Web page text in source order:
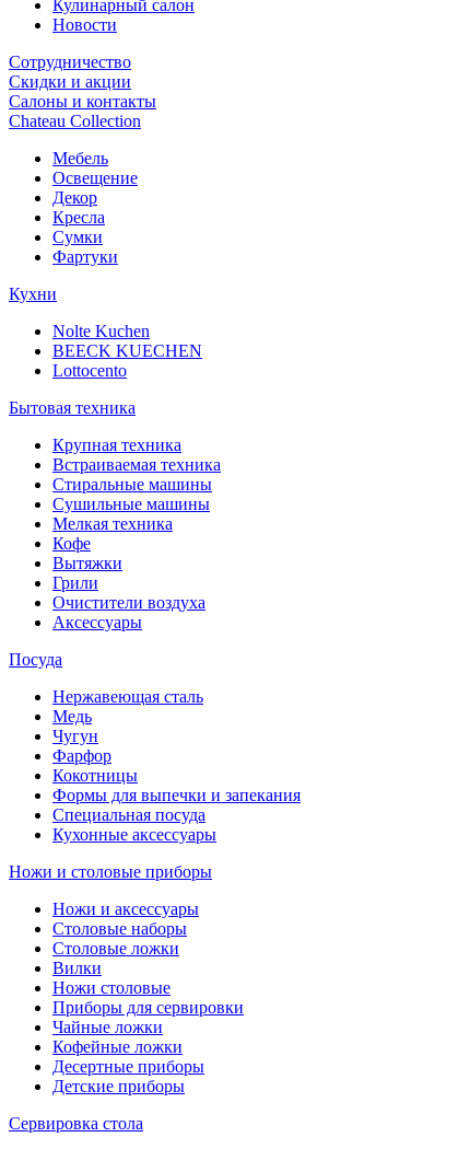
Кулинарный салон
Новости
Сотрудничество
Скидки и акции
Салоны и контакты
Chateau Collection
Мебель
Освещение
Декор
Кресла
Сумки
Фартуки
Кухни
Nolte Kuchen
BEECK KUECHEN
Lottocento
Бытовая техника
Крупная техника
Встраиваемая техника
Стиральные машины
Сушильные машины
Мелкая техника
Кофе
Вытяжки
Грили
Очистители воздуха
Аксессуары
Посуда
Нержавеющая сталь
Медь
Чугун
Фарфор
Кокотницы
Формы для выпечки и запекания
Специальная посуда
Кухонные аксессуары
Ножи и столовые приборы
Ножи и аксессуары
Столовые наборы
Столовые ложки
Вилки
Ножи столовые
Приборы для сервировки
Чайные ложки
Кофейные ложки
Десертные приборы
Детские приборы
Сервировка стола